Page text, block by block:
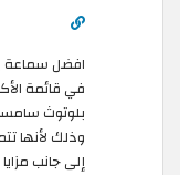
في قائمة
بلوتوث
وذلك لأنها
إلى جانب